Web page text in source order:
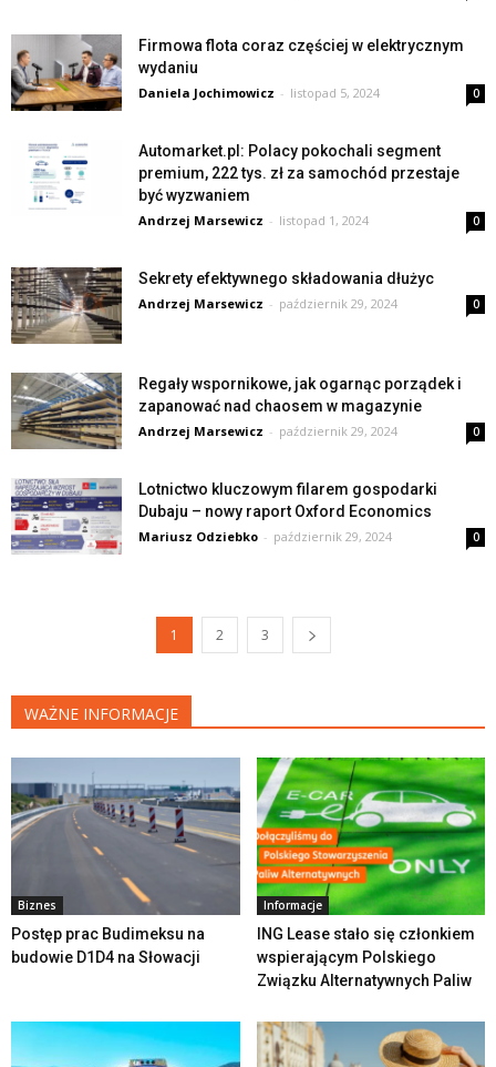
Firmowa flota coraz częściej w elektrycznym
wydaniu
Daniela Jochimowicz - listopad 5, 2024 0
Automarket.pl: Polacy pokochali segment
premium, 222 tys. zł za samochód przestaje
być wyzwaniem
Andrzej Marsewicz - listopad 1, 2024 0
Sekrety efektywnego składowania dłużyc
Andrzej Marsewicz - październik 29, 2024 0
Regały wspornikowe, jak ogarnąc porządek i
zapanować nad chaosem w magazynie
Andrzej Marsewicz - październik 29, 2024 0
Lotnictwo kluczowym filarem gospodarki
Dubaju – nowy raport Oxford Economics
Mariusz Odziebko - październik 29, 2024 0
1 2 3
WAŻNE INFORMACJE
Biznes
Postęp prac Budimeksu na
budowie D1D4 na Słowacji
Informacje
ING Lease stało się członkiem
wspierającym Polskiego
Związku Alternatywnych Paliw